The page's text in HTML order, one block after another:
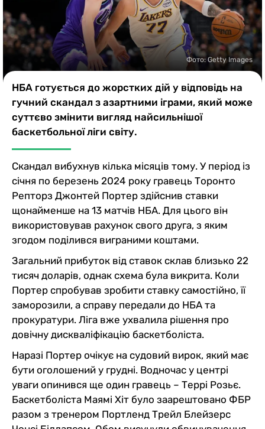
Букмекери
Казино
Фото: Getty Images
НБА готується до жорстких дій у відповідь на
гучний скандал з азартними іграми, який може
суттєво змінити вигляд найсильнішої
баскетбольної ліги світу.
Скандал вибухнув кілька місяців тому. У період із
січня по березень 2024 року гравець Торонто
Репторз Джонтей Портер здійснив ставки
щонайменше на 13 матчів НБА. Для цього він
використовував рахунок свого друга, з яким
згодом поділився виграними коштами.
Загальний прибуток від ставок склав близько 22
тисяч доларів, однак схема була викрита. Коли
Портер спробував зробити ставку самостійно, її
заморозили, а справу передали до НБА та
прокуратури. Ліга вже ухвалила рішення про
довічну дискваліфікацію баскетболіста.
Наразі Портер очікує на судовий вирок, який має
бути оголошений у грудні. Водночас у центрі
уваги опинився ще один гравець – Террі Розьє.
Баскетболіста Маямі Хіт було заарештовано ФБР
разом з тренером Портленд Трейл Блейзерс